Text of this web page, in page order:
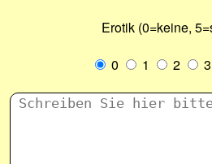
Erotik (0=keine,
0
1 2 3